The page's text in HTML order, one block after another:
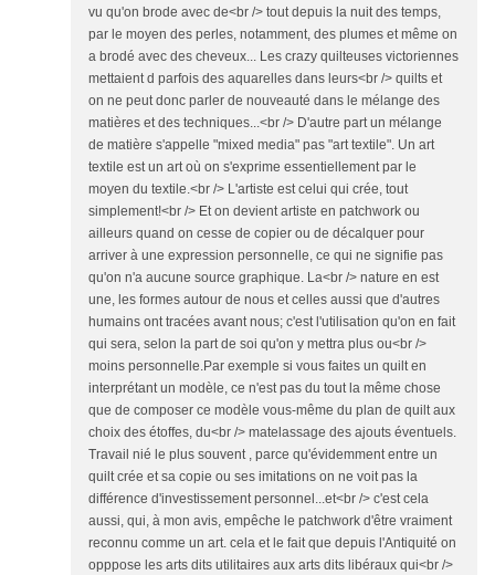
vu qu'on brode avec de<br /> tout depuis la nuit des temps,
par le moyen des perles, notamment, des plumes et même on
a brodé avec des cheveux... Les crazy quilteuses victoriennes
mettaient d parfois des aquarelles dans leurs<br /> quilts et
on ne peut donc parler de nouveauté dans le mélange des
matières et des techniques...<br /> D'autre part un mélange
de matière s'appelle "mixed media" pas "art textile". Un art
textile est un art où on s'exprime essentiellement par le
moyen du textile.<br /> L'artiste est celui qui crée, tout
simplement!<br /> Et on devient artiste en patchwork ou
ailleurs quand on cesse de copier ou de décalquer pour
arriver à une expression personnelle, ce qui ne signifie pas
qu'on n'a aucune source graphique. La<br /> nature en est
une, les formes autour de nous et celles aussi que d'autres
humains ont tracées avant nous; c'est l'utilisation qu'on en fait
qui sera, selon la part de soi qu'on y mettra plus ou<br />
moins personnelle.Par exemple si vous faites un quilt en
interprétant un modèle, ce n'est pas du tout la même chose
que de composer ce modèle vous-même du plan de quilt aux
choix des étoffes, du<br /> matelassage des ajouts éventuels.
Travail nié le plus souvent , parce qu'évidemment entre un
quilt crée et sa copie ou ses imitations on ne voit pas la
différence d'investissement personnel...et<br /> c'est cela
aussi, qui, à mon avis, empêche le patchwork d'être vraiment
reconnu comme un art. cela et le fait que depuis l'Antiquité on
opppose les arts dits utilitaires aux arts dits libéraux qui<br />